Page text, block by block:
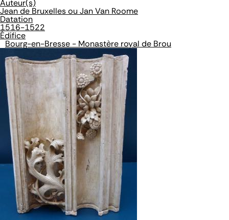
Auteur(s)
Jean de Bruxelles ou Jan Van Roome
Datation
1516-1522
Édifice
Bourg-en-Bresse - Monastère royal de Brou